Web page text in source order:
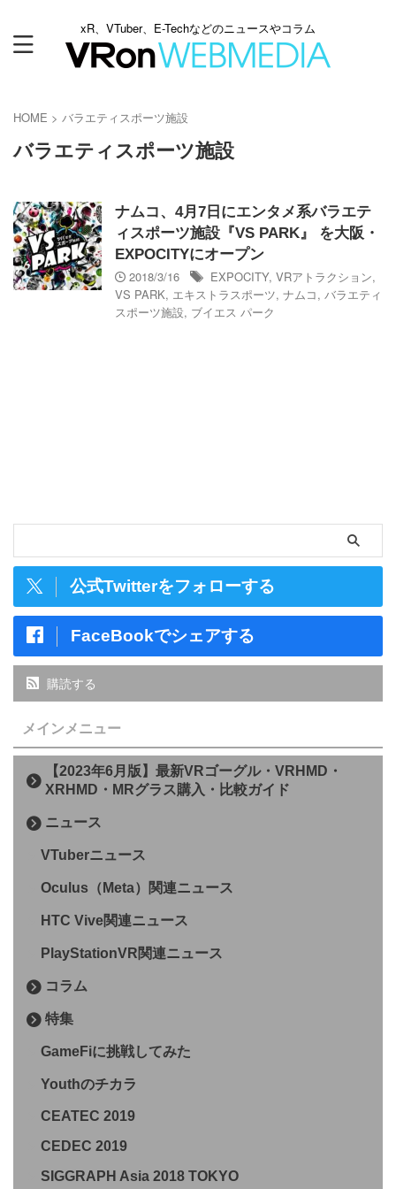
xR、VTuber、E-Techなどのニュースやコラム
HOME > バラエティスポーツ施設
バラエティスポーツ施設
ナムコ、4月7日にエンタメ系バラエテ
ィスポーツ施設『VS PARK』 を大阪・
EXPOCITYにオープン
2018/3/16
EXPOCITY, VRアトラクション,
VS PARK, エキストラスポーツ, ナムコ, バラエティ
スポーツ施設, ブイエス パーク
公式Twitterをフォローする
FaceBookでシェアする
購読する
メインメニュー
【2023年6月版】最新VRゴーグル・VRHMD・
XRHMD・MRグラス購入・比較ガイド
ニュース
VTuberニュース
Oculus（Meta）関連ニュース
HTC Vive関連ニュース
PlayStationVR関連ニュース
コラム
特集
GameFiに挑戦してみた
Youthのチカラ
CEATEC 2019
CEDEC 2019
SIGGRAPH Asia 2018 TOKYO